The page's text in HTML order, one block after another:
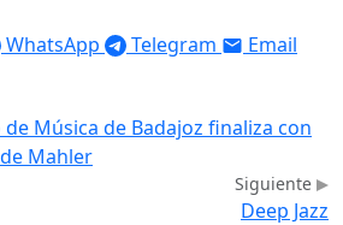
WhatsApp Telegram Email
de Música de Badajoz finaliza con
Mahler
Siguiente
Deep Jazz